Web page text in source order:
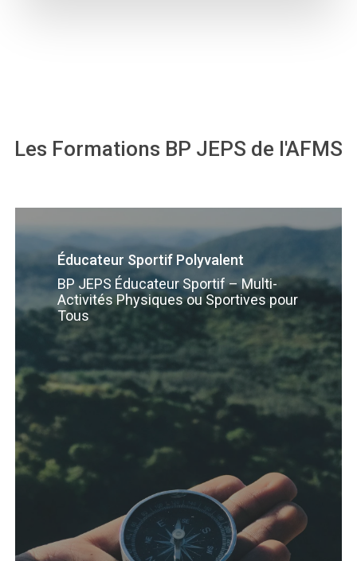
Les Formations BP JEPS de l'AFMS
Éducateur Sportif Polyvalent
BP JEPS Éducateur Sportif – Multi-
Activités Physiques ou Sportives pour
Tous
more